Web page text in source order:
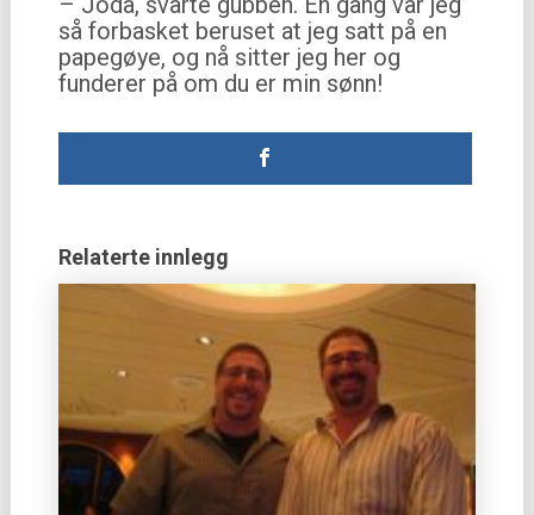
så forbasket beruset at jeg satt på en
papegøye, og nå sitter jeg her og
funderer på om du er min sønn!
Relaterte innlegg